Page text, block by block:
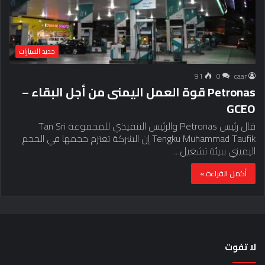
جديد السيارات
caar
0
91
Petronas قوة العمل اليمنى من أجل البقاء –
GCEO
قال رئيس Petronas والرئيس التنفيذي للمجموعة Tan Sri
Tengku Muhammad Taufik إن الشركة تعتزم حجمها في الحجم
اليميني ببيئة تشغيل…
أكمل القراءة »
لا تفوت